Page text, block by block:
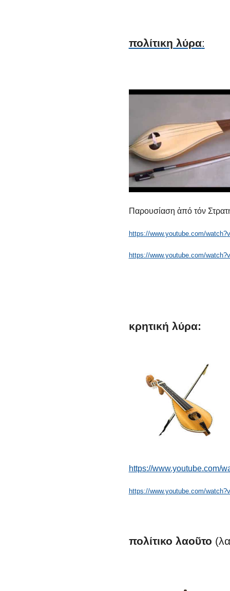
πολίτικη λύρα:
Παρουσίαση ἀπό τόν
https://www.youtube.com/watch?
https://www.youtube.com/
κρητική λύρα:
https://www.youtube.com/
https://www.youtube.com/
πολίτικο λαοῦτο